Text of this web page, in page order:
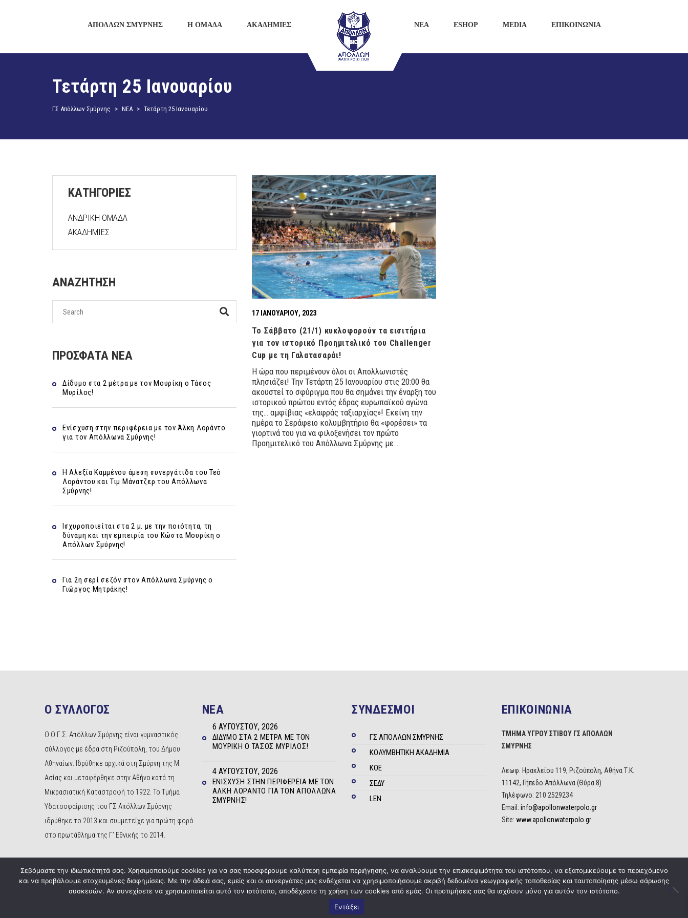
ΑΠΟΛΛΩΝ ΣΜΥΡΝΗΣ Η ΟΜΑΔΑ ΑΚΑΔΗΜΙΕΣ ΝΕΑ ESHOP MEDIA ΕΠΙΚΟΙΝΩΝΙΑ
Τετάρτη 25 Ιανουαρίου
ΓΣ Απόλλων Σμύρνης > ΝΕΑ > Τετάρτη 25 Ιανουαρίου
17 ΙΑΝΟΥΑΡΊΟΥ, 2023
Το Σάββατο (21/1) κυκλοφορούν τα εισιτήρια
για τον ιστορικό Προημιτελικό του Challenger
Cup με τη Γαλατασαράι!
Η ώρα που περιμένουν όλοι οι Απολλωνιστές
πλησιάζει! Την Τετάρτη 25 Ιανουαρίου στις 20:00 θα
ακουστεί το σφύριγμα που θα σημάνει την έναρξη του
ιστορικού πρώτου εντός έδρας ευρωπαϊκού αγώνα
της… αμφίβιας «ελαφράς ταξιαρχίας»! Εκείνη την
ημέρα το Σεράφειο κολυμβητήριο θα «φορέσει» τα
γιορτινά του για να φιλοξενήσει τον πρώτο
Προημιτελικό του Απόλλωνα Σμύρνης με...
ΚΑΤΗΓΟΡΙΕΣ
ΑΝΔΡΙΚΗ ΟΜΑΔΑ
ΑΚΑΔΗΜΙΕΣ
ΑΝΑΖΗΤΗΣΗ
ΠΡΟΣΦΑΤΑ ΝΕΑ
Δίδυμο στα 2 μέτρα με τον Μουρίκη ο Τάσος
Μυρίλος!
Ενίσχυση στην περιφέρεια με τον Άλκη Λοράντο
για τον Απόλλωνα Σμύρνης!
Η Αλεξία Καμμένου άμεση συνεργάτιδα του Τεό
Λοράντου και Τιμ Μάνατζερ του Απόλλωνα
Σμύρνης!
Ισχυροποιείται στα 2 μ. με την ποιότητα, τη
δύναμη και την εμπειρία του Κώστα Μουρίκη ο
Απόλλων Σμύρνης!
Για 2η σερί σεζόν στον Απόλλωνα Σμύρνης ο
Γιώργος Μητράκης!
Ο ΣΥΛΛΟΓΟΣ
Ο Ο Γ.Σ. Απόλλων Σμύρνης είναι γυμναστικός
σύλλογος με έδρα στη Ριζούπολη, του Δήμου
Αθηναίων. Ιδρύθηκε αρχικά στη Σμύρνη της Μ.
Ασίας και μεταφέρθηκε στην Αθήνα κατά τη
Μικρασιατική Καταστροφή το 1922. Το Τμήμα
Υδατοσφαίρισης του ΓΣ Απόλλων Σμύρνης
ιδρύθηκε το 2013 και συμμετείχε για πρώτη φορά
στο πρωτάθλημα της Γ’ Εθνικής το 2014.
NEA
ΔΊΔΥΜΟ ΣΤΑ 2 ΜΈΤΡΑ ΜΕ ΤΟΝ
ΜΟΥΡΊΚΗ Ο ΤΆΣΟΣ ΜΥΡΊΛΟΣ!
6 ΑΥΓΟΎΣΤΟΥ, 2026
ΕΝΊΣΧΥΣΗ ΣΤΗΝ ΠΕΡΙΦΈΡΕΙΑ ΜΕ ΤΟΝ
ΆΛΚΗ ΛΟΡΆΝΤΟ ΓΙΑ ΤΟΝ ΑΠΌΛΛΩΝΑ
ΣΜΎΡΝΗΣ!
4 ΑΥΓΟΎΣΤΟΥ, 2026
ΣΥΝΔΕΣΜΟΙ
ΓΣ ΑΠΟΛΛΩΝ ΣΜΥΡΝΗΣ
ΚΟΛΥΜΒΗΤΙΚΗ ΑΚΑΔΗΜΙΑ
ΚΟΕ
ΣΕΔΥ
LEN
ΕΠΙΚΟΙΝΩΝΙΑ
ΤΜΗΜΑ ΥΓΡΟΥ ΣΤΙΒΟΥ ΓΣ ΑΠΟΛΛΩΝ
ΣΜΥΡΝΗΣ
Λεωφ. Ηρακλείου 119, Ριζούπολη, Αθήνα Τ.Κ.
11142, Γήπεδο Απόλλωνα (Θύρα 8)
Τηλέφωνο: 210 2529234
Email: info@apollonwaterpolo.gr
Site: www.apollonwaterpolo.gr
Copyright © 2020ΓΣ Απόλλων ΣμύρνηςPowered byFive Media
Σεβόμαστε την ιδιωτικότητά σας. Χρησιμοποιούμε cookies για να σας προσφέρουμε καλύτερη εμπειρία περιήγησης, να αναλύουμε την επισκεψιμότητα του ιστότοπου, να εξατομικεύουμε το περιεχόμενο
και να προβάλουμε στοχευμένες διαφημίσεις. Με την άδειά σας, εμείς και οι συνεργάτες μας ενδέχεται να χρησιμοποιήσουμε ακριβή δεδομένα γεωγραφικής τοποθεσίας και ταυτοποίησης μέσω σάρωσης
συσκευών. Αν συνεχίσετε να χρησιμοποιείται αυτό τον ιστότοπο, αποδέχεστε τη χρήση των cookies από εμάς. Οι προτιμήσεις σας θα ισχύουν μόνο για αυτόν τον ιστότοπο.
Εντάξει